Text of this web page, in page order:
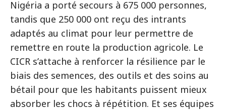
Nigéria a porté secours à 675 000 personnes,
tandis que 250 000 ont reçu des intrants
adaptés au climat pour leur permettre de
remettre en route la production agricole. Le
CICR s’attache à renforcer la résilience par le
biais des semences, des outils et des soins au
bétail pour que les habitants puissent mieux
absorber les chocs à répétition. Et ses équipes